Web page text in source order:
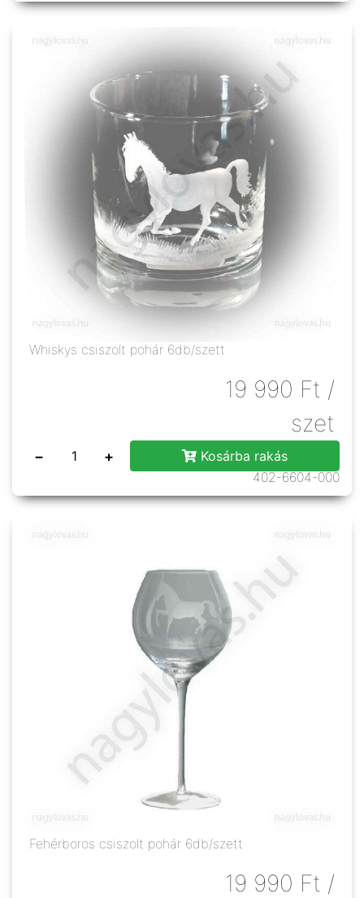
Whiskys csiszolt pohár 6db/szett
19 990 Ft /
szet
− +
Kosárba rakás
402-6604-000
Fehérboros csiszolt pohár 6db/szett
19 990 Ft /